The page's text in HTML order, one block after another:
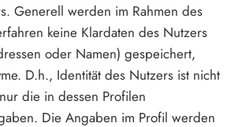
Generell werden im Rahmen des
keine Klardaten des Nutzers
oder Namen) gespeichert,
D.h., Identität des Nutzers ist nicht
die in dessen Profilen
Die Angaben im Profil werden